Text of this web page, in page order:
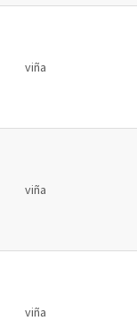
viña
viña
viña